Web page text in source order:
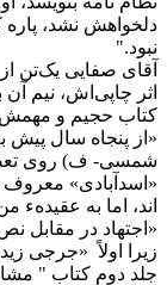
دلخواهش نشد،
نبود."
اثر چاپی‌اش، نیم
کتاب حجیم و
شمسی- ف) روی تعصب
«اسدآبادی» معروف
اند، اما به
«اجتهاد در مقابل
زیرا اولاً «جرجی